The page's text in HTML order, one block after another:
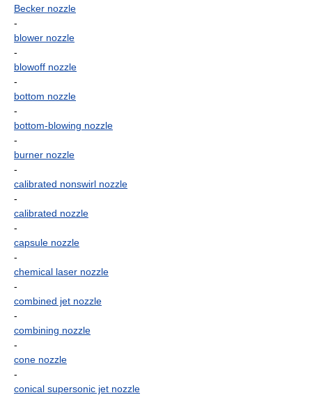
Becker nozzle
-
blower nozzle
-
blowoff nozzle
-
bottom nozzle
-
bottom-blowing nozzle
-
burner nozzle
-
calibrated nonswirl nozzle
-
calibrated nozzle
-
capsule nozzle
-
chemical laser nozzle
-
combined jet nozzle
-
combining nozzle
-
cone nozzle
-
conical supersonic jet nozzle